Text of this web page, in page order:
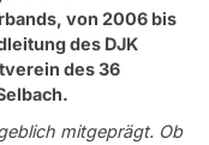
von 2006 bis
des DJK
des 36
mitgeprägt. Ob